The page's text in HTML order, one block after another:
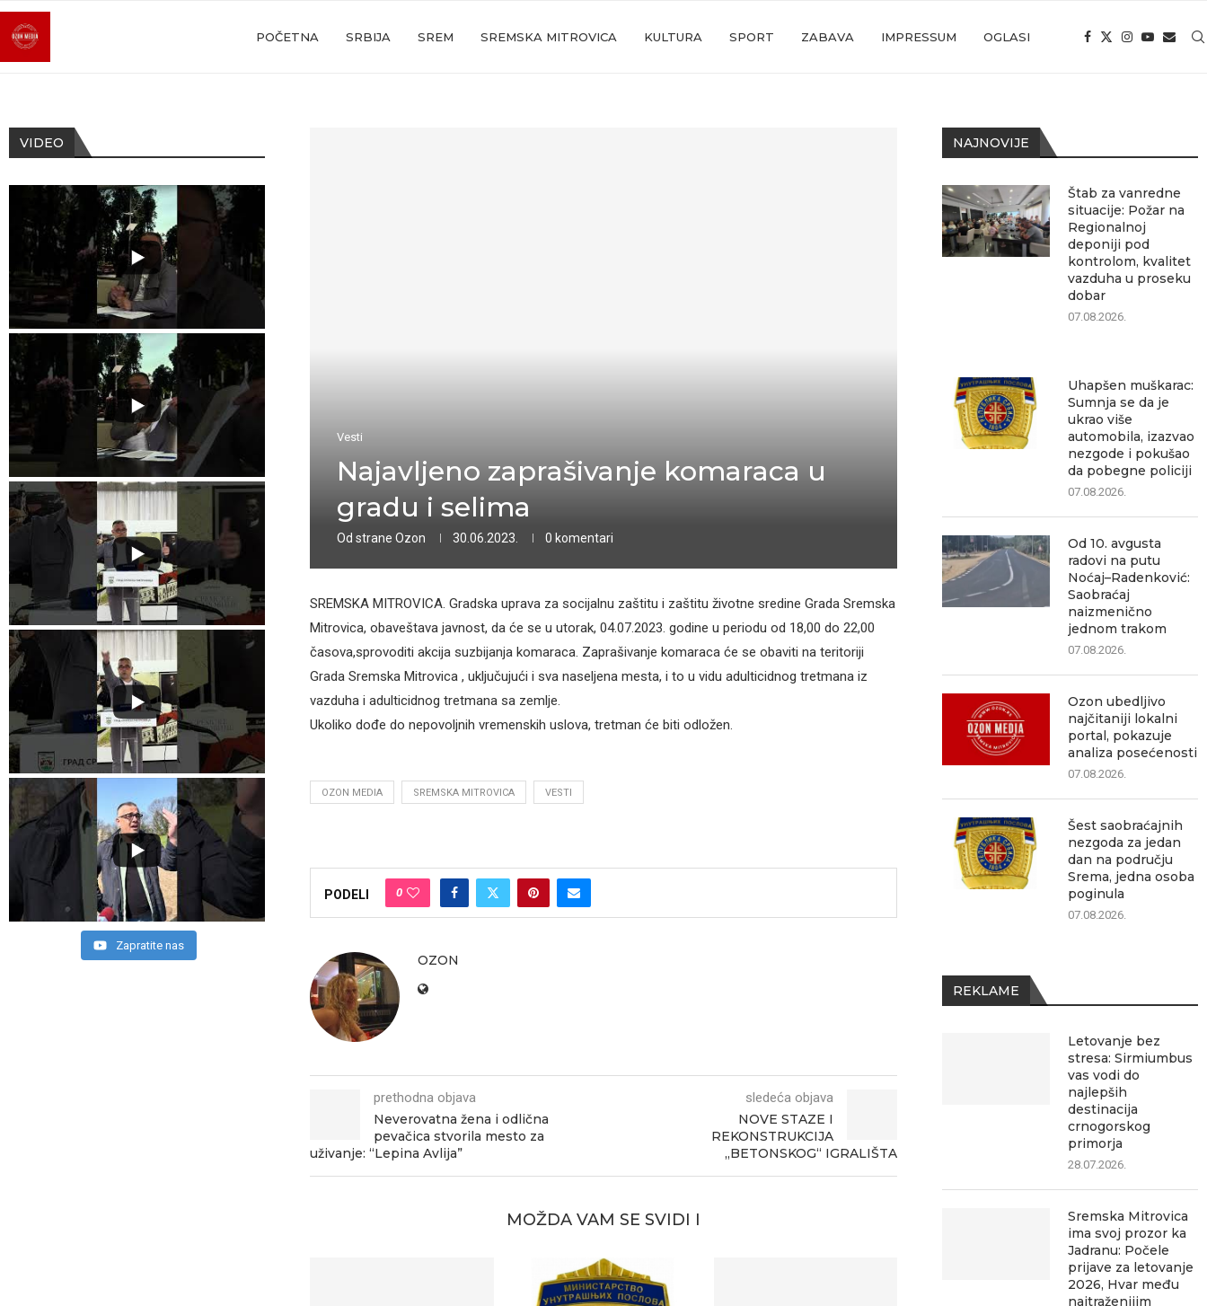
POČETNA SRBIJA SREM SREMSKA MITROVICA KULTURA SPORT ZABAVA IMPRESSUM OGLASI
Vesti
Najavljeno zaprašivanje komaraca u
gradu i selima
Od strane Ozon 30.06.2023. 0 komentari
SREMSKA MITROVICA. Gradska uprava za socijalnu zaštitu i zaštitu životne sredine Grada Sremska
Mitrovica, obaveštava javnost, da će se u utorak, 04.07.2023. godine u periodu od 18,00 do 22,00
časova,sprovoditi akcija suzbijanja komaraca. Zaprašivanje komaraca će se obaviti na teritoriji
Grada Sremska Mitrovica , uključujući i sva naseljena mesta, i to u vidu adulticidnog tretmana iz
vazduha i adulticidnog tretmana sa zemlje.
Ukoliko dođe do nepovoljnih vremenskih uslova, tretman će biti odložen.
OZON MEDIA SREMSKA MITROVICA VESTI
PODELI 0
OZON
prethodna objava
Neverovatna žena i odlična
pevačica stvorila mesto za
uživanje: “Lepina Avlija”
sledeća objava
NOVE STAZE I
REKONSTRUKCIJA
„BETONSKOG“ IGRALIŠTA
MOŽDA VAM SE SVIDI I
NAJNOVIJE
Štab za vanredne
situacije: Požar na
Regionalnoj
deponiji pod
kontrolom, kvalitet
vazduha u proseku
dobar
07.08.2026.
Uhapšen muškarac:
Sumnja se da je
ukrao više
automobila, izazvao
nezgode i pokušao
da pobegne policiji
07.08.2026.
Od 10. avgusta
radovi na putu
Noćaj–Radenković:
Saobraćaj
naizmenično
jednom trakom
07.08.2026.
Ozon ubedljivo
najčitaniji lokalni
portal, pokazuje
analiza posećenosti
07.08.2026.
Šest saobraćajnih
nezgoda za jedan
dan na području
Srema, jedna osoba
poginula
07.08.2026.
REKLAME
Letovanje bez
stresa: Sirmiumbus
vas vodi do
najlepših
destinacija
crnogorskog
primorja
28.07.2026.
Sremska Mitrovica
ima svoj prozor ka
Jadranu: Počele
prijave za letovanje
2026, Hvar među
najtraženijim
VIDEO
Zapratite nas